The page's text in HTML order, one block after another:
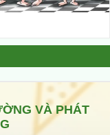
VÀ PHÁT